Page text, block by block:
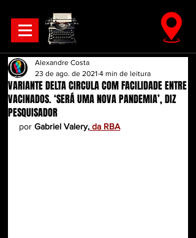
VARIANTE DELTA CIRCULA COM FACILIDADE ENTRE
VACINADOS. ‘SERÁ UMA NOVA PANDEMIA’, DIZ
PESQUISADOR
Alexandre Costa
23 de ago. de 2021 4 min de leitura
por Gabriel Valery, da RBA